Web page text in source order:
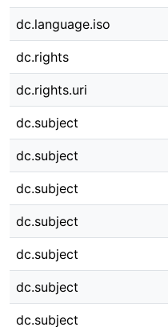
dc.language.iso
dc.rights
dc.rights.uri
dc.subject
dc.subject
dc.subject
dc.subject
dc.subject
dc.subject
dc.subject